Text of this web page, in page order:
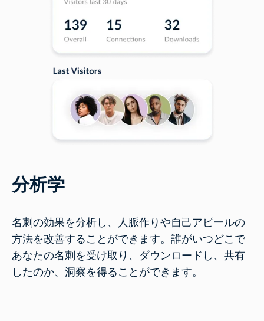
分析学
名刺の効果を分析し、人脈作りや自己アピールの
方法を改善することができます。誰がいつどこで
あなたの名刺を受け取り、ダウンロードし、共有
したのか、洞察を得ることができます。